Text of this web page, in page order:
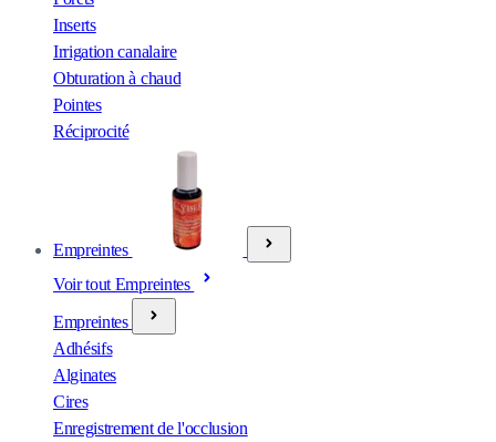
Inserts
Irrigation canalaire
Obturation à chaud
Pointes
Réciprocité
Empreintes
Voir tout Empreintes
Empreintes
Adhésifs
Alginates
Cires
Enregistrement de l'occlusion